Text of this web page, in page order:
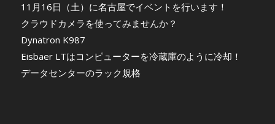
11月16日（土）に名古屋でイベントを行います！
クラウドカメラを使ってみませんか？
Dynatron K987
Eisbaer LTはコンピューターを冷蔵庫のように冷却！
データセンターのラック規格